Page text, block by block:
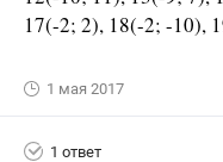
17(-2; 2), 18(-2; -10),
1 мая 2017
1 ответ